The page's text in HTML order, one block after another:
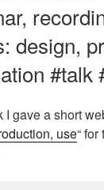
design,
#talk
I gave a short
use“